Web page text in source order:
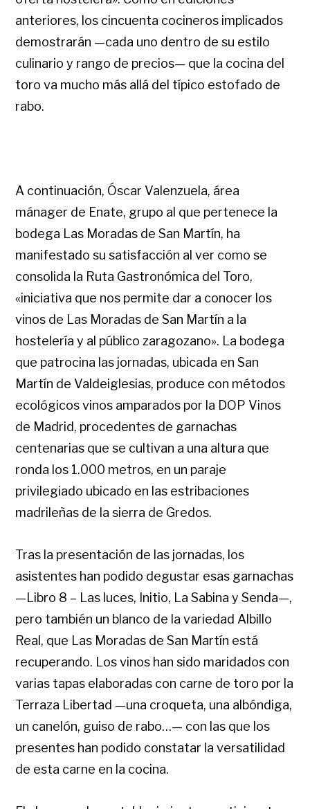
anteriores, los cincuenta cocineros implicados
demostrarán —cada uno dentro de su estilo
culinario y rango de precios— que la cocina del
toro va mucho más allá del típico estofado de
rabo.
A continuación, Óscar Valenzuela, área
mánager de Enate, grupo al que pertenece la
bodega Las Moradas de San Martín, ha
manifestado su satisfacción al ver como se
consolida la Ruta Gastronómica del Toro,
«iniciativa que nos permite dar a conocer los
vinos de Las Moradas de San Martín a la
hostelería y al público zaragozano». La bodega
que patrocina las jornadas, ubicada en San
Martín de Valdeiglesias, produce con métodos
ecológicos vinos amparados por la DOP Vinos
de Madrid, procedentes de garnachas
centenarias que se cultivan a una altura que
ronda los 1.000 metros, en un paraje
privilegiado ubicado en las estribaciones
madrileñas de la sierra de Gredos.
Tras la presentación de las jornadas, los
asistentes han podido degustar esas garnachas
—Libro 8 – Las luces, Initio, La Sabina y Senda—,
pero también un blanco de la variedad Albillo
Real, que Las Moradas de San Martín está
recuperando. Los vinos han sido maridados con
varias tapas elaboradas con carne de toro por la
Terraza Libertad —una croqueta, una albóndiga,
un canelón, guiso de rabo…— con las que los
presentes han podido constatar la versatilidad
de esta carne en la cocina.